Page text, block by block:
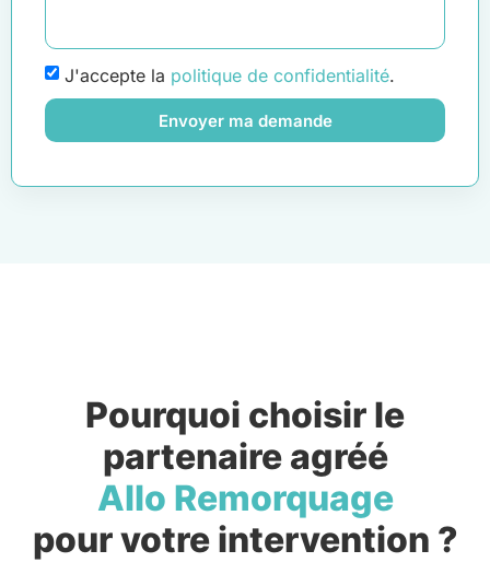
J'accepte la politique de confidentialité.
Envoyer ma demande
Pourquoi choisir le
partenaire agréé
Allo Remorquage
pour votre intervention ?